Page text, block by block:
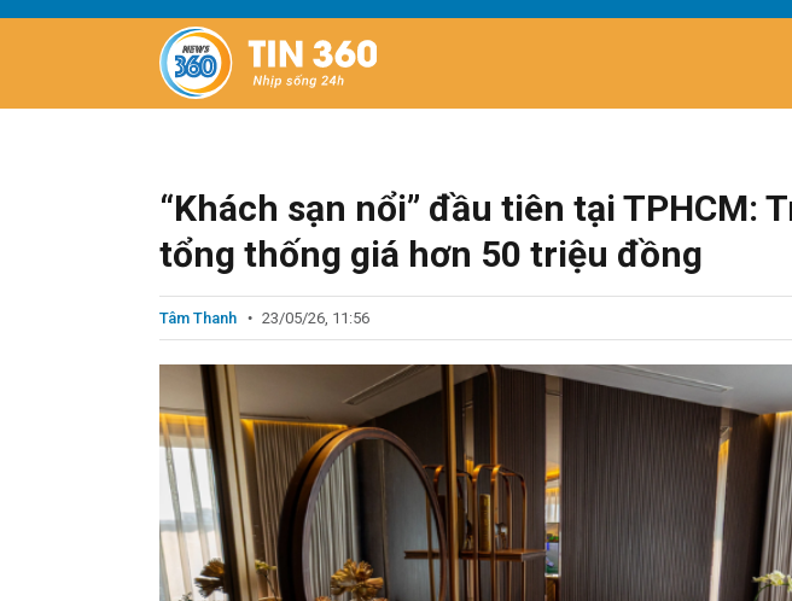
“Khách sạn nổi” đầu tiên tại TPHCM:
tổng thống giá hơn 50 triệu đồng
Tâm Thanh 23/05/26, 11:56